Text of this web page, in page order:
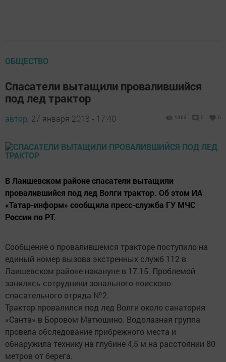
ОБЩЕСТВО
Спасатели вытащили провалившийся
под лед трактор
автор, 27 января 2018 - 17:40 1363 0 0
В Лаишевском районе спасатели вытащили
провалившийся под лед Волги трактор. Об этом ИА
«Татар-информ» сообщила пресс-служба ГУ МЧС
России по РТ.
Сообщение о провалившемся тракторе поступило на
единый номер вызова экстренных служб 112 в
Лаишевском районе накануне в 17.15. Проблемой
занялись сотрудники зонального поисково-
спасательного отряда №2.
Трактор провалился под лед Волги около санатория
«Санта» в Боровом Матюшино. Водолазная группа
провела обследование прибрежного места и
обнаружила технику на глубине 4,5 м на расстоянии 80
метров от берега.